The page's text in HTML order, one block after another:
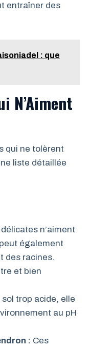
entraîner des
: que
N’Aiment
qui ne tolèrent
liste détaillée
n’aiment
également
des racines.
et bien
trop acide, elle
au pH
: Ces